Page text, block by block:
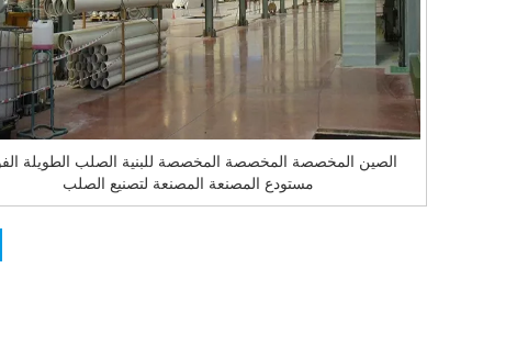
الصين المخصصة المخصصة المخصصة للبنية الصلب الطويلة
مستودع المصنعة المصنعة لتصنيع الصلب